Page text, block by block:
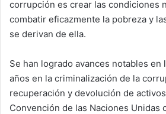
corrupción es crear las condiciones
combatir eficazmente la pobreza y
se derivan de ella.
Se han logrado avances notables en
años en la criminalización de la
recuperación y devolución de
Convención de las Naciones Unidas